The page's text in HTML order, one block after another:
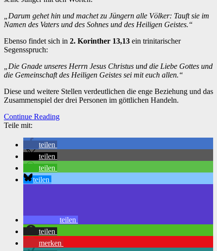
„Darum gehet hin und machet zu Jüngern alle Völker: Tauft sie im
Namen des Vaters und des Sohnes und des Heiligen Geistes.“
Ebenso findet sich in 2. Korinther 13,13 ein trinitarischer
Segensspruch:
„Die Gnade unseres Herrn Jesus Christus und die Liebe Gottes und
die Gemeinschaft des Heiligen Geistes sei mit euch allen.“
Diese und weitere Stellen verdeutlichen die enge Beziehung und das
Zusammenspiel der drei Personen im göttlichen Handeln.
Continue Reading
Teile mit:
teilen
teilen
teilen
teilen
teilen
teilen
merken